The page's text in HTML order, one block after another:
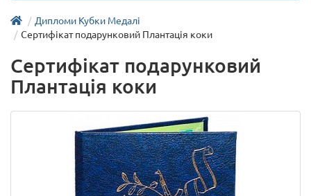
Дипломи Кубки Медалі
Сертифікат подарунковий Плантація коки
Сертифікат подарунковий
Плантація коки